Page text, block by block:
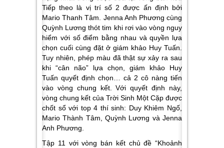
Tiếp theo là vị trí số 2 được ấn định bởi
Mario Thanh Tâm. Jenna Anh Phương cùng
Quỳnh Lương thót tim khi rơi vào vòng nguy
hiểm với số điểm bằng nhau và quyền lựa
chọn cuối cùng đặt ở giám khảo Huy Tuấn.
Tuy nhiên, phép màu đã thật sự xảy ra sau
khi “cân não” lựa chọn, giám khảo Huy
Tuấn quyết định chọn… cả 2 cô nàng tiến
vào vòng chung kết. Với quyết định này,
vòng chung kết của Trời Sinh Một Cặp được
chốt sổ với top 4 thí sinh: Duy Khiêm Ngố,
Mario Thành Tâm, Quỳnh Lương và Jenna
Anh Phương.
Tập 11 với vòng bán kết chủ đề “Khoảnh